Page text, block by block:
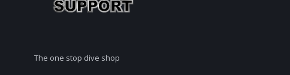
The one stop dive shop